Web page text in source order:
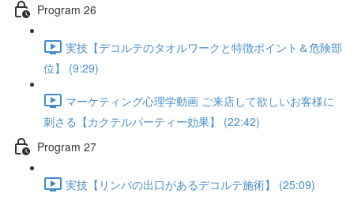
Program 26
実技【デコルテのタオルワークと特徴ポイント＆危険部
位】 (9:29)
マーケティング心理学動画 ご来店して欲しいお客様に
刺さる【カクテルパーティー効果】 (22:42)
Program 27
実技【リンパの出口があるデコルテ施術】 (25:09)